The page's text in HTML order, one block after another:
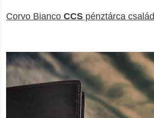
Corvo Bianco CCS pénztárca család